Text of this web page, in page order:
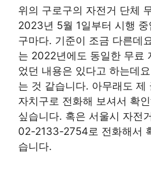
위의 구로구의 자전거 단체
2023년 5월 1일부터 시행
구마다. 기준이 조금 다른데
는 2022년에도 동일한 무료
었던 내용은 있다고 하는데
는 것 같습니다. 아무래도 제
자치구로 전화해 보셔서 확
싶습니다. 혹은 서울시 자전
02-2133-2754로 전화해서
습니다.